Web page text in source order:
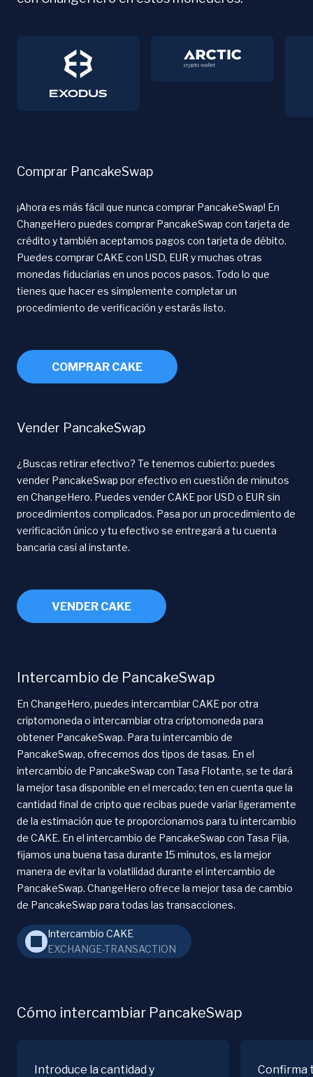
Comprar PancakeSwap
¡Ahora es más fácil que nunca comprar PancakeSwap! En
ChangeHero puedes comprar PancakeSwap con tarjeta de
crédito y también aceptamos pagos con tarjeta de débito.
Puedes comprar CAKE con USD, EUR y muchas otras
monedas fiduciarias en unos pocos pasos. Todo lo que
tienes que hacer es simplemente completar un
procedimiento de verificación y estarás listo.
COMPRAR CAKE
Vender PancakeSwap
¿Buscas retirar efectivo? Te tenemos cubierto: puedes
vender PancakeSwap por efectivo en cuestión de minutos
en ChangeHero. Puedes vender CAKE por USD o EUR sin
procedimientos complicados. Pasa por un procedimiento de
verificación único y tu efectivo se entregará a tu cuenta
bancaria casi al instante.
VENDER CAKE
Intercambio de PancakeSwap
En ChangeHero, puedes intercambiar CAKE por otra
criptomoneda o intercambiar otra criptomoneda para
obtener PancakeSwap. Para tu intercambio de
PancakeSwap, ofrecemos dos tipos de tasas. En el
intercambio de PancakeSwap con Tasa Flotante, se te dará
la mejor tasa disponible en el mercado; ten en cuenta que la
cantidad final de cripto que recibas puede variar ligeramente
de la estimación que te proporcionamos para tu intercambio
de CAKE. En el intercambio de PancakeSwap con Tasa Fija,
fijamos una buena tasa durante 15 minutos, es la mejor
manera de evitar la volatilidad durante el intercambio de
PancakeSwap. ChangeHero ofrece la mejor tasa de cambio
de PancakeSwap para todas las transacciones.
Intercambio CAKE
EXCHANGE-TRANSACTION
Cómo intercambiar PancakeSwap
Introduce la cantidad y
Confirma